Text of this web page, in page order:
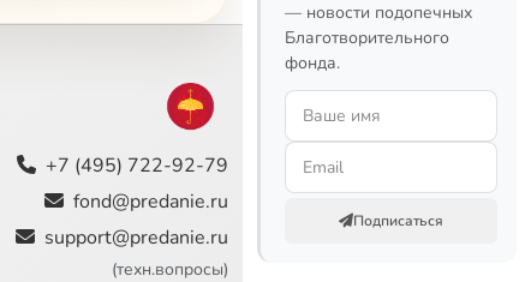
+7 (495) 722-92-79
fond@predanie.ru
support@predanie.ru
(техн.вопросы)
— новости подопечных
Благотворительного
фонда.
Подписаться